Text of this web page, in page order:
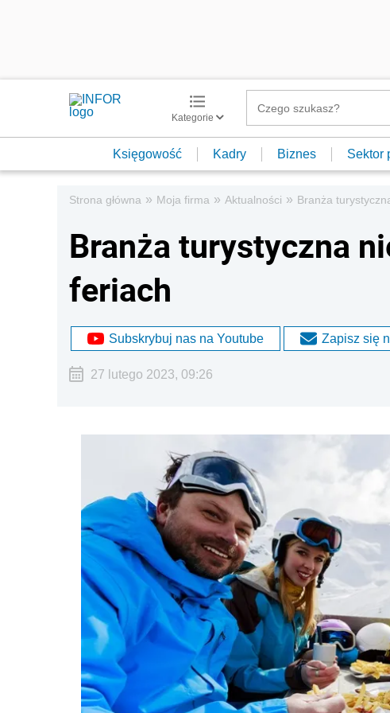
Kategorie
Księgowość Kadry Biznes Sektor
Strona główna » Moja firma » Aktualności » Branża
Branża turystyczna
feriach
Subskrybuj nas na Youtube Zapisz się
27 lutego 2023, 09:26